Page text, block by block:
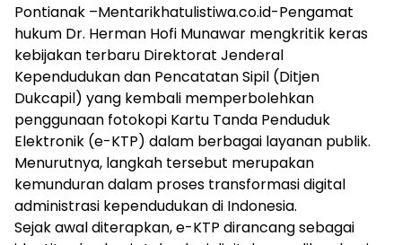
Pontianak –Mentarikhatulistiwa.co.id-Pengamat
hukum Dr. Herman Hofi Munawar mengkritik keras
kebijakan terbaru Direktorat Jenderal
Kependudukan dan Pencatatan Sipil (Ditjen
Dukcapil) yang kembali memperbolehkan
penggunaan fotokopi Kartu Tanda Penduduk
Elektronik (e-KTP) dalam berbagai layanan publik.
Menurutnya, langkah tersebut merupakan
kemunduran dalam proses transformasi digital
administrasi kependudukan di Indonesia.
Sejak awal diterapkan, e-KTP dirancang sebagai